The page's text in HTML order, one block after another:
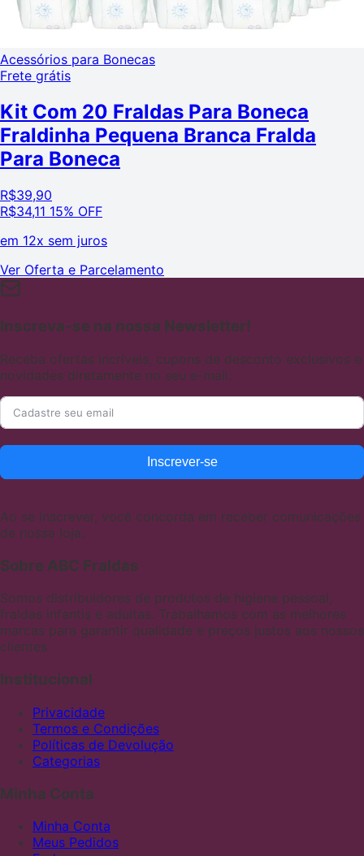
Acessórios para Bonecas
Frete grátis
Kit Com 20 Fraldas Para Boneca
Fraldinha Pequena Branca Fralda
Para Boneca
R$39,90
R$34,11 15% OFF
em 12x sem juros
Ver Oferta e Parcelamento
Inscreva-se na nossa Newsletter!
Receba ofertas incríveis, cupons de desconto exclusivos e
novidades diretamente no seu e-mail.
Inscrever-se
Ao se inscrever, você concorda em receber comunicações
de nossa loja.
Sobre ABC Fraldas
Somos distribuidores de produtos de higiene pessoal,
fraldas infantis e adultas. Trabalhamos com as melhores
marcas para garantir qualidade e preços justos aos nossos
clientes
Institucional
Privacidade
Termos e Condições
Políticas de Devolução
Categorias
Minha Conta
Minha Conta
Meus Pedidos